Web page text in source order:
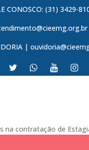
CONOSCO: (31) 3429-
|
na contratação de